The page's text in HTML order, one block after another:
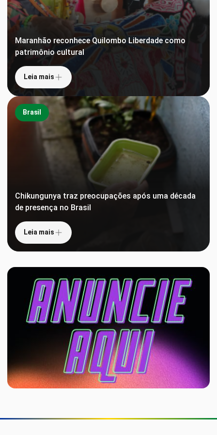
Maranhão reconhece Quilombo Liberdade como
patrimônio cultural
Leia mais
Brasil
Chikungunya traz preocupações após uma década
de presença no Brasil
Leia mais